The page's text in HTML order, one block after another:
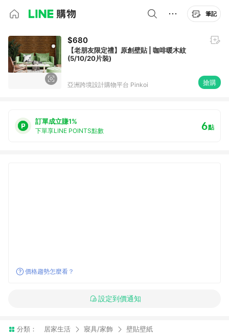
筆記
$680
【老朋友限定禮】原創壁貼 | 咖啡暖木紋
(5/10/20片裝)
亞洲跨境設計購物平台 Pinkoi 搶購
訂單成立賺1%
下單享LINE POINTS點數 6點
價格趨勢怎麼看？
設定到價通知
分類： 居家生活 寢具/家飾 壁貼壁紙